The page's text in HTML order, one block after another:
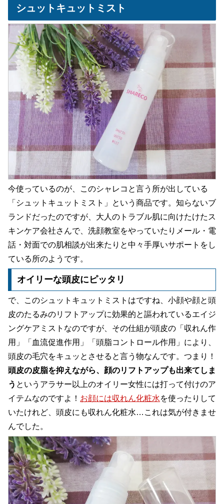
シュットキュットミスト
今使っているのが、このシャレコと言う所が出している
「シュットキュットミスト」という商品です。知らないブ
ランドだったのですが、大人のトラブル肌に向けたけたス
キンケア会社さんで、洗顔教室をやっていたりメール・電
話・対面での肌相談が出来たりと中々手厚いサポートをし
ている所のようです。
オイリーな頭皮にピッタリ
で、このシュットキュットミストはですね、小顔や顔と頭
皮のたるみのリフトアップに効果的と謳われているエイジ
ングケアミストなのですが、その仕組が頭皮の「収れん作
用」「血流促進作用」「頭脂コントロール作用」により、
頭皮の毛穴をキュッとさせると言う物なんです。つまり！
頭皮の皮脂を抑えながら、顔のリフトアップも出来てしま
う というアラサー以上のオイリー女性には打って付けのア
イテムなのですよ！ お顔には収れん化粧水を使ったりして
いたけれど、頭皮にも収れん化粧水…これは気が付きませ
んでした。